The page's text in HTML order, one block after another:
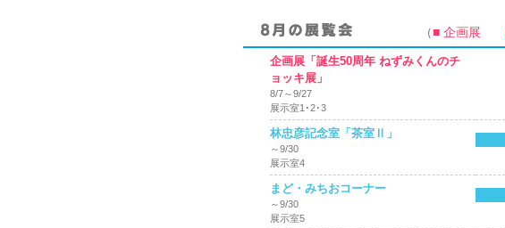
（■ 企画展
企画展「誕生50周年 ねずみくんのチ
ョッキ展」
8/7～9/27
展示室1･2･3
林忠彦記念室「茶室Ⅱ」
～9/30
展示室4
まど・みちおコーナー
～9/30
展示室5